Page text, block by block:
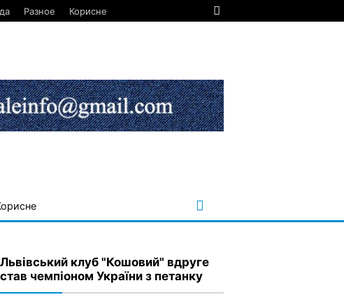
Разное Корисне
Львівський клуб "Кошовий" вдруге
став чемпіоном України з петанку